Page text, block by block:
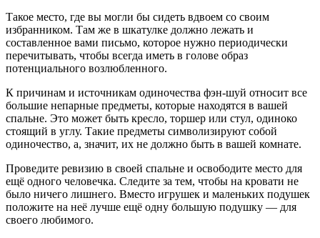
Такое место, где вы могли бы сидеть вдвоем со своим
избранником. Там же в шкатулке должно лежать и
составленное вами письмо, которое нужно периодически
перечитывать, чтобы всегда иметь в голове образ
потенциального возлюбленного.
К причинам и источникам одиночества фэн-шуй относит все
большие непарные предметы, которые находятся в вашей
спальне. Это может быть кресло, торшер или стул, одиноко
стоящий в углу. Такие предметы символизируют собой
одиночество, а, значит, их не должно быть в вашей комнате.
Проведите ревизию в своей спальне и освободите место для
ещё одного человечка. Следите за тем, чтобы на кровати не
было ничего лишнего. Вместо игрушек и маленьких подушек
положите на неё лучше ещё одну большую подушку — для
своего любимого.